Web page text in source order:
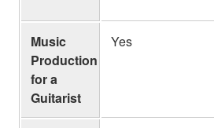
Music
Production
for a
Guitarist
Yes